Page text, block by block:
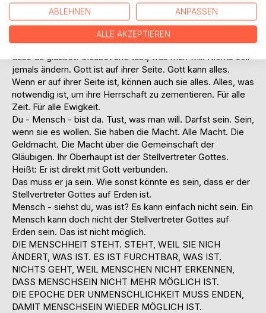
berufen hat. Er konnte es tun. Er, der wiederum von denen
berufen wurde, die vorher von einem anderen Stellvertreter
Gottes berufen wurden.
Mensch - siehst du nicht? Es ist alles darauf ausgerichtet,
dass du glaubst. Glaubst und tust, was man will. Nichts soll
jemals ändern. Gott ist auf ihrer Seite. Gott kann alles.
Wenn er auf ihrer Seite ist, können auch sie alles. Alles, was
notwendig ist, um ihre Herrschaft zu zementieren. Für alle
Zeit. Für alle Ewigkeit.
Du - Mensch - bist da. Tust, was man will. Darfst sein. Sein,
wenn sie es wollen. Sie haben die Macht. Alle Macht. Die
Geldmacht. Die Macht über die Gemeinschaft der
Gläubigen. Ihr Oberhaupt ist der Stellvertreter Gottes.
Heißt: Er ist direkt mit Gott verbunden.
Das muss er ja sein. Wie sonst könnte es sein, dass er der
Stellvertreter Gottes auf Erden ist.
Mensch - siehst du, was ist? Es kann einfach nicht sein. Ein
Mensch kann doch nicht der Stellvertreter Gottes auf
Erden sein. Das ist nicht möglich.
DIE MENSCHHEIT STEHT. STEHT, WEIL SIE NICH
ÄNDERT, WAS IST. ES IST FURCHTBAR, WAS IST.
NICHTS GEHT, WEIL MENSCHEN NICHT ERKENNEN,
DASS MENSCHSEIN NICHT MEHR MÖGLICH IST.
DIE EPOCHE DER UNMENSCHLICHKEIT MUSS ENDEN,
DAMIT MENSCHSEIN WIEDER MÖGLICH IST.
ABLEHNEN ANPASSEN
ALLE AKZEPTIEREN